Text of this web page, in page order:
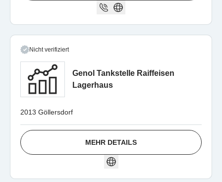
Nicht verifiziert
Genol Tankstelle Raiffeisen
Lagerhaus
2013 Göllersdorf
MEHR DETAILS